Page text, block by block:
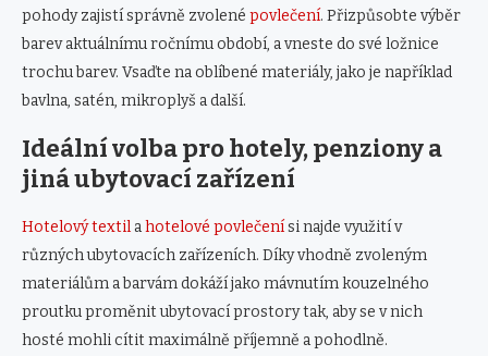
pohody zajistí správně zvolené povlečení. Přizpůsobte výběr
barev aktuálnímu ročnímu období, a vneste do své ložnice
trochu barev. Vsaďte na oblíbené materiály, jako je například
bavlna, satén, mikroplyš a další.
Ideální volba pro hotely, penziony a
jiná ubytovací zařízení
Hotelový textil ahotelové povlečenísi najde využití v
různých ubytovacích zařízeních. Díky vhodně zvoleným
materiálům a barvám dokáží jako mávnutím kouzelného
proutku proměnit ubytovací prostory tak, aby se v nich
hosté mohli cítit maximálně příjemně a pohodlně.